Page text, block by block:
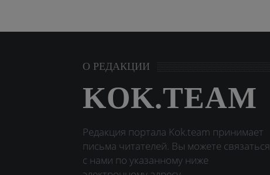
О РЕДАКЦИИ
KOK.TEAM
Редакция портала Kok.team принимает
письма читателей. Вы можете связаться
с нами по указанному ниже